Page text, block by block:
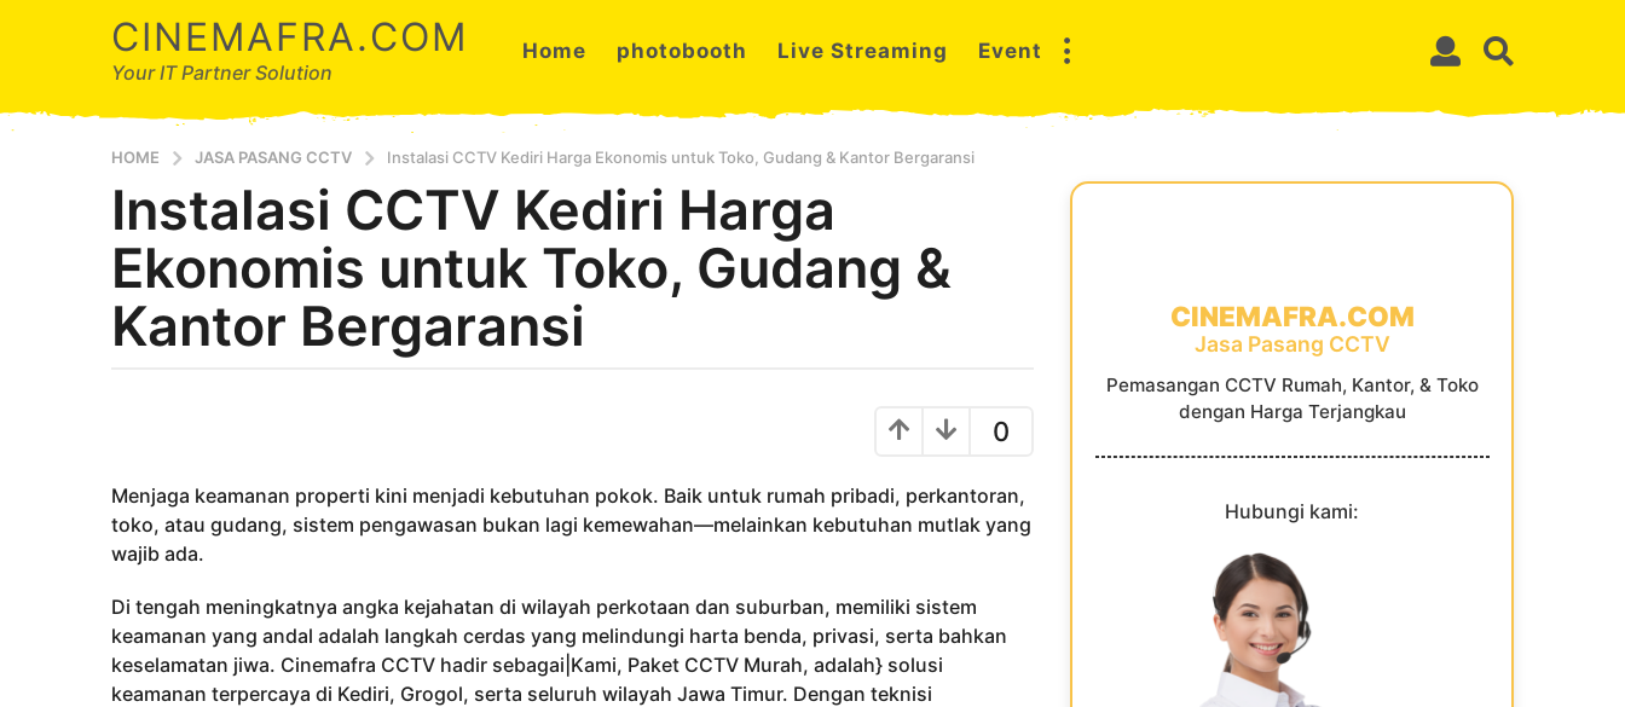
CINEMAFRA.COM
Your IT Partner Solution
Home photobooth Live Streaming Event
HOME JASA PASANG CCTV Instalasi CCTV Kediri Harga Ekonomis untuk Toko, Gudang & Kantor Bergaransi
5
t
a
h
u
n
t
a
n
a
g
o
Instalasi CCTV Kediri Harga
Ekonomis untuk Toko, Gudang &
Kantor Bergaransi
d
a
0
Menjaga keamanan properti kini menjadi kebutuhan pokok. Baik untuk rumah pribadi, perkantoran,
toko, atau gudang, sistem pengawasan bukan lagi kemewahan—melainkan kebutuhan mutlak yang
wajib ada.
Di tengah meningkatnya angka kejahatan di wilayah perkotaan dan suburban, memiliki sistem
keamanan yang andal adalah langkah cerdas yang melindungi harta benda, privasi, serta bahkan
keselamatan jiwa. Cinemafra CCTV hadir sebagai|Kami, Paket CCTV Murah, adalah} solusi
keamanan terpercaya di Kediri, Grogol, serta seluruh wilayah Jawa Timur. Dengan teknisi
CINEMAFRA.COM
Jasa Pasang CCTV
Pemasangan CCTV Rumah, Kantor, & Toko
dengan Harga Terjangkau
Hubungi kami: